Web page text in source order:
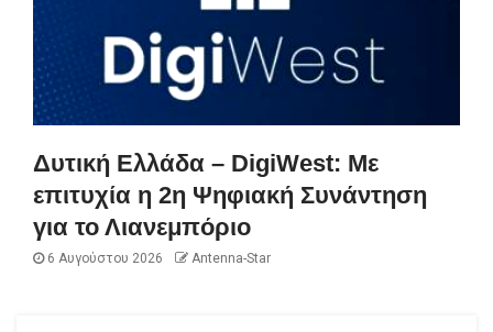
Δυτική Ελλάδα – DigiWest: Με
επιτυχία η 2η Ψηφιακή Συνάντηση
για το Λιανεμπόριο
6 Αυγούστου 2026 Antenna-Star